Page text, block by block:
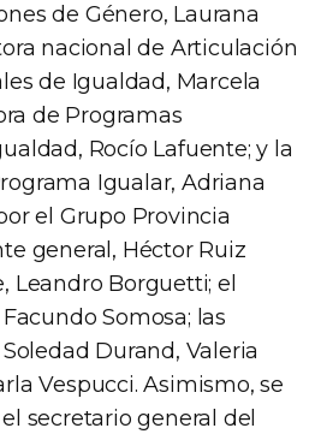
de Género, Laurana
nacional de Articulación
de Igualdad, Marcela
de Programas
Rocío Lafuente; y la
Igualar, Adriana
el Grupo Provincia
general, Héctor Ruiz
Leandro Borguetti; el
Somosa; las
Durand, Valeria
Vespucci. Asimismo, se
secretario general del